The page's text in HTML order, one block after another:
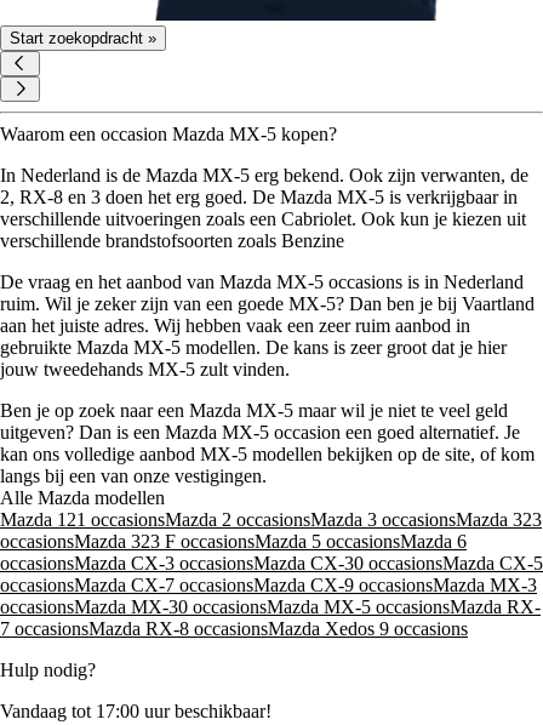
Start zoekopdracht »
Waarom een occasion Mazda MX-5 kopen?
In Nederland is de Mazda MX-5 erg bekend. Ook zijn verwanten, de
2, RX-8 en 3 doen het erg goed. De Mazda MX-5 is verkrijgbaar in
verschillende uitvoeringen zoals een Cabriolet. Ook kun je kiezen uit
verschillende brandstofsoorten zoals Benzine
De vraag en het aanbod van Mazda MX-5 occasions is in Nederland
ruim. Wil je zeker zijn van een goede MX-5? Dan ben je bij Vaartland
aan het juiste adres. Wij hebben vaak een zeer ruim aanbod in
gebruikte Mazda MX-5 modellen. De kans is zeer groot dat je hier
jouw tweedehands MX-5 zult vinden.
Ben je op zoek naar een Mazda MX-5 maar wil je niet te veel geld
uitgeven? Dan is een Mazda MX-5 occasion een goed alternatief. Je
kan ons volledige aanbod MX-5 modellen bekijken op de site, of kom
langs bij een van onze vestigingen.
Alle Mazda modellen
Mazda 121 occasionsMazda 2 occasionsMazda 3 occasionsMazda 323
occasionsMazda 323 F occasionsMazda 5 occasionsMazda 6
occasionsMazda CX-3 occasionsMazda CX-30 occasionsMazda CX-5
occasionsMazda CX-7 occasionsMazda CX-9 occasionsMazda MX-3
occasionsMazda MX-30 occasionsMazda MX-5 occasionsMazda RX-
7 occasionsMazda RX-8 occasionsMazda Xedos 9 occasions
Hulp nodig?
Vandaag tot 17:00 uur beschikbaar!